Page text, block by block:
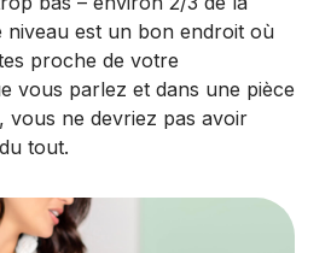
niveau est un bon endroit où
proche de votre
vous parlez et dans une pièce
vous ne devriez pas avoir
tout.